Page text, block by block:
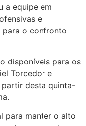
a equipe em
e
para o confronto
disponíveis para os
Torcedor e
desta quinta-
para manter o alto